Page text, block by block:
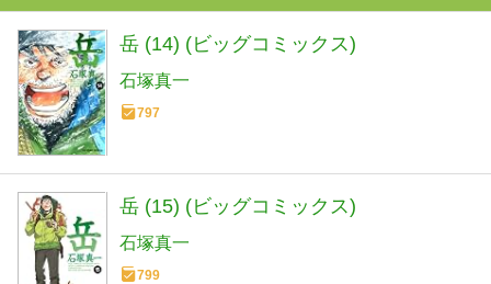
岳 (14) (ビッグコミックス)
石塚真一
797
岳 (15) (ビッグコミックス)
石塚真一
799